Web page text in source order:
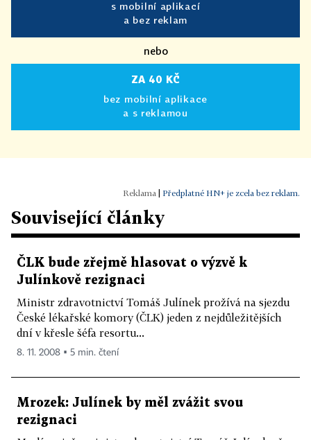
s mobilní aplikací
a bez reklam
nebo
ZA 40 KČ
bez mobilní aplikace
a s reklamou
Předplatné HN+ je zcela bez reklam.
Související články
ČLK bude zřejmě hlasovat o výzvě k
Julínkově rezignaci
Ministr zdravotnictví Tomáš Julínek prožívá na sjezdu
České lékařské komory (ČLK) jeden z nejdůležitějších
dní v křesle šéfa resortu...
8. 11. 2008 ▪ 5 min. čtení
Mrozek: Julínek by měl zvážit svou
rezignaci